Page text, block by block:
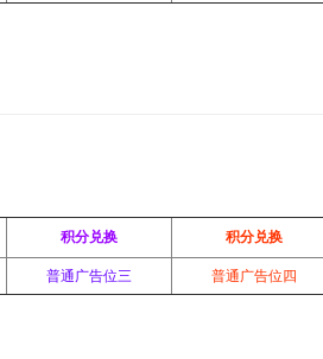
积分兑换 积分兑换
普通广告位三 普通广告位四